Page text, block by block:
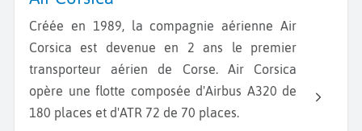
Créée en 1989, la compagnie aérienne Air
Corsica est devenue en 2 ans le premier
transporteur aérien de Corse. Air Corsica
opère une flotte composée d'Airbus A320 de
180 places et d'ATR 72 de 70 places.